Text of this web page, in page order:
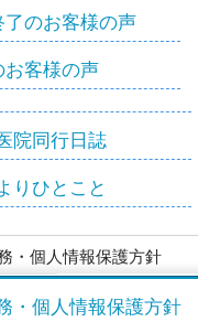
了のお客様の声
お客様の声
院同行日誌
りひとこと
・個人情報保護方針
・個人情報保護方針